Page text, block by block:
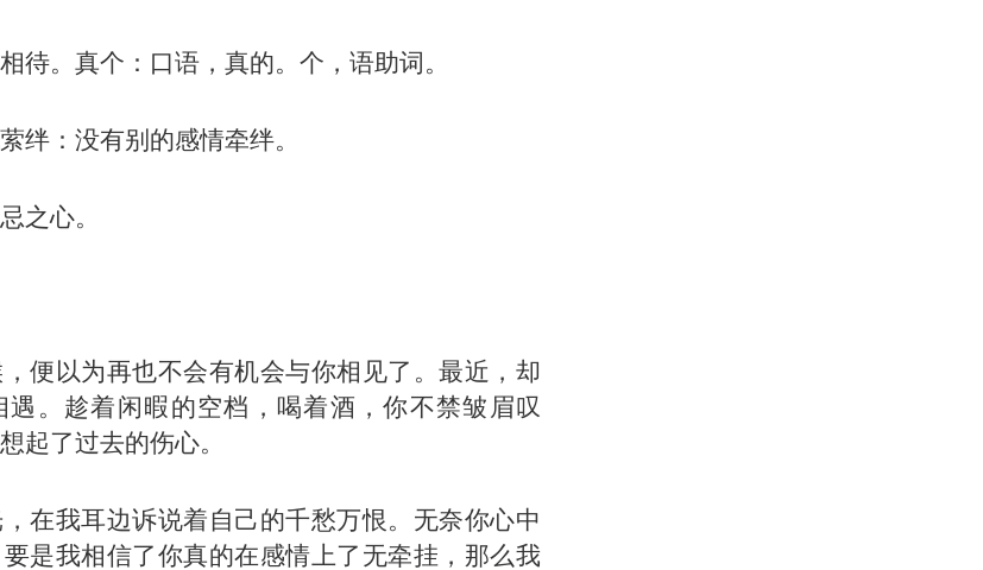
待。真个：口语，真的。个，语助词。
绊：没有别的感情牵绊。
之心。
便以为再也不会有机会与你相见了。最近，却
遇。趁着闲暇的空档，喝着酒，你不禁皱眉叹
起了过去的伤心。
在我耳边诉说着自己的千愁万恨。无奈你心中
是我相信了你真的在感情上了无牵挂，那么我